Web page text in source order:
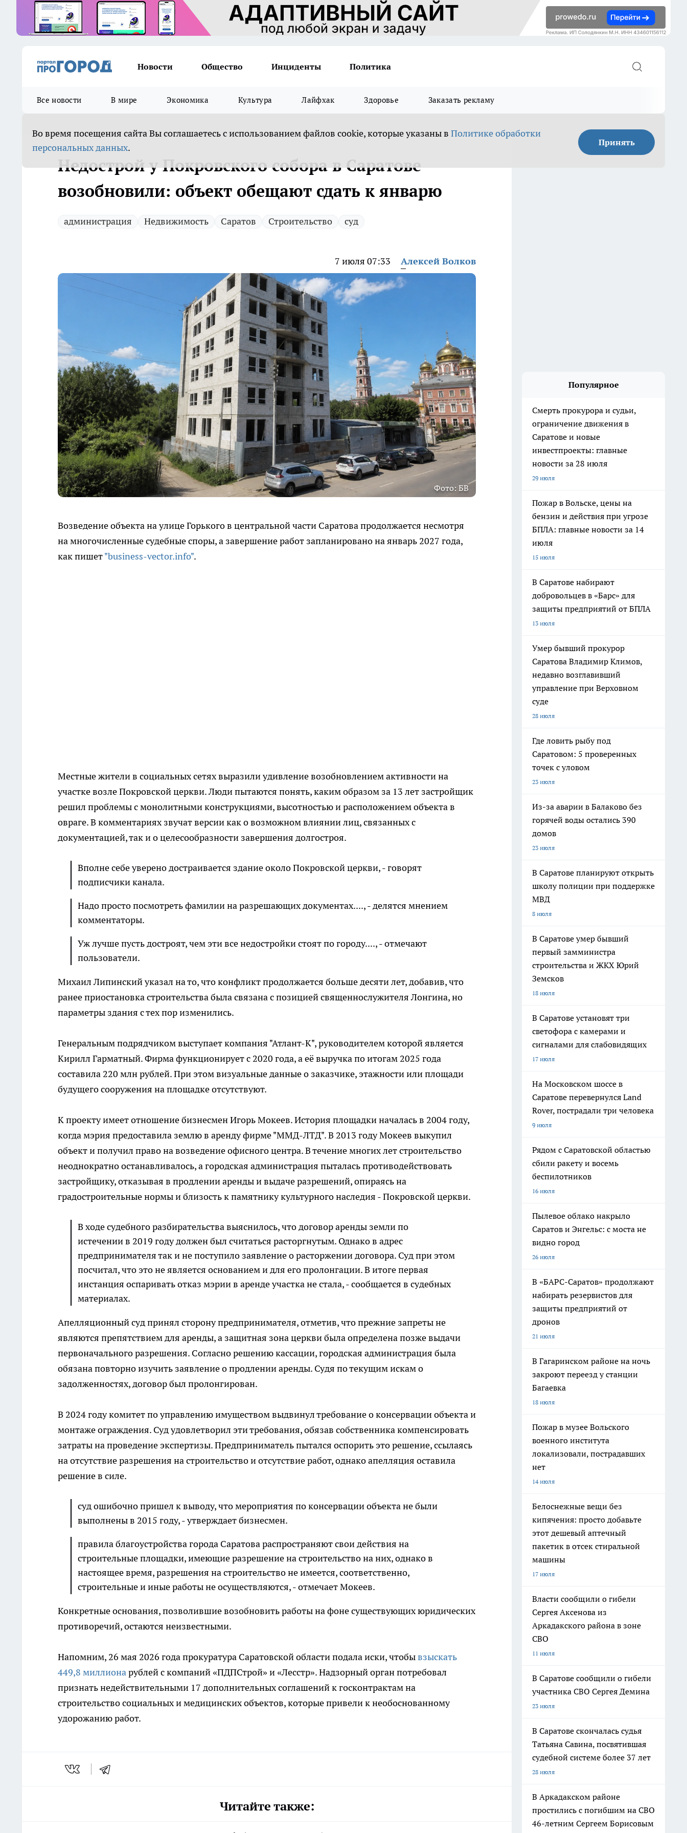
Новости Общество Инциденты Политика
Все новости В мире Экономика Культура Лайфхак Здоровье Заказать рекламу
Во время посещения сайта Вы соглашаетесь с использованием файлов cookie, которые указаны в Политике обработки
персональных данных. Принять
Недострой у Покровского собора в Саратове
возобновили: объект обещают сдать к январю
администрация Недвижимость Саратов Строительство суд
7 июля 07:33 Алексей Волков
Фото: БВ
Возведение объекта на улице Горького в центральной части Саратова продолжается несмотря
на многочисленные судебные споры, а завершение работ запланировано на январь 2027 года,
как пишет"business-vector.info".
Местные жители в социальных сетях выразили удивление возобновлением активности на
участке возле Покровской церкви. Люди пытаются понять, каким образом за 13 лет застройщик
решил проблемы с монолитными конструкциями, высотностью и расположением объекта в
овраге. В комментариях звучат версии как о возможном влиянии лиц, связанных с
документацией, так и о целесообразности завершения долгостроя.
Вполне себе уверено достраивается здание около Покровской церкви, - говорят
подписчики канала.
Надо просто посмотреть фамилии на разрешающих документах...., - делятся мнением
комментаторы.
Уж лучше пусть достроят, чем эти все недостройки стоят по городу...., - отмечают
пользователи.
Михаил Липинский указал на то, что конфликт продолжается больше десяти лет, добавив, что
ранее приостановка строительства была связана с позицией священнослужителя Лонгина, но
параметры здания с тех пор изменились.
Генеральным подрядчиком выступает компания "Атлант-К", руководителем которой является
Кирилл Гарматный. Фирма функционирует с 2020 года, а её выручка по итогам 2025 года
составила 220 млн рублей. При этом визуальные данные о заказчике, этажности или площади
будущего сооружения на площадке отсутствуют.
К проекту имеет отношение бизнесмен Игорь Мокеев. История площадки началась в 2004 году,
когда мэрия предоставила землю в аренду фирме "ММД-ЛТД". В 2013 году Мокеев выкупил
объект и получил право на возведение офисного центра. В течение многих лет строительство
неоднократно останавливалось, а городская администрация пыталась противодействовать
застройщику, отказывая в продлении аренды и выдаче разрешений, опираясь на
градостроительные нормы и близость к памятнику культурного наследия - Покровской церкви.
В ходе судебного разбирательства выяснилось, что договор аренды земли по
истечении в 2019 году должен был считаться расторгнутым. Однако в адрес
предпринимателя так и не поступило заявление о расторжении договора. Суд при этом
посчитал, что это не является основанием и для его пролонгации. В итоге первая
инстанция оспаривать отказ мэрии в аренде участка не стала, - сообщается в судебных
материалах.
Апелляционный суд принял сторону предпринимателя, отметив, что прежние запреты не
являются препятствием для аренды, а защитная зона церкви была определена позже выдачи
первоначального разрешения. Согласно решению кассации, городская администрация была
обязана повторно изучить заявление о продлении аренды. Судя по текущим искам о
задолженностях, договор был пролонгирован.
В 2024 году комитет по управлению имуществом выдвинул требование о консервации объекта и
монтаже ограждения. Суд удовлетворил эти требования, обязав собственника компенсировать
затраты на проведение экспертизы. Предприниматель пытался оспорить это решение, ссылаясь
на отсутствие разрешения на строительство и отсутствие работ, однако апелляция оставила
решение в силе.
суд ошибочно пришел к выводу, что мероприятия по консервации объекта не были
выполнены в 2015 году, - утверждает бизнесмен.
правила благоустройства города Саратова распространяют свои действия на
строительные площадки, имеющие разрешение на строительство на них, однако в
настоящее время, разрешения на строительство не имеется, соответственно,
строительные и иные работы не осуществляются, - отмечает Мокеев.
Конкретные основания, позволившие возобновить работы на фоне существующих юридических
противоречий, остаются неизвестными.
Напомним, 26 мая 2026 года прокуратура Саратовской области подала иски, чтобывзыскать
449,8 миллионарублей с компаний «ПДПСтрой» и «Лесстр». Надзорный орган потребовал
признать недействительными 17 дополнительных соглашений к госконтрактам на
строительство социальных и медицинских объектов, которые привели к необоснованному
удорожанию работ.
Читайте также:
Популярное
Смерть прокурора и судьи,
ограничение движения в
Саратове и новые
инвестпроекты: главные
новости за 28 июля
29 июля
Пожар в Вольске, цены на
бензин и действия при угрозе
БПЛА: главные новости за 14
июля
15 июля
В Саратове набирают
добровольцев в «Барс» для
защиты предприятий от БПЛА
13 июля
Умер бывший прокурор
Саратова Владимир Климов,
недавно возглавивший
управление при Верховном
суде
28 июля
Где ловить рыбу под
Саратовом: 5 проверенных
точек с уловом
23 июля
Из-за аварии в Балаково без
горячей воды остались 390
домов
23 июля
В Саратове планируют открыть
школу полиции при поддержке
МВД
8 июля
В Саратове умер бывший
первый замминистра
строительства и ЖКХ Юрий
Земсков
18 июля
В Саратове установят три
светофора с камерами и
сигналами для слабовидящих
17 июля
На Московском шоссе в
Саратове перевернулся Land
Rover, пострадали три человека
9 июля
Рядом с Саратовской областью
сбили ракету и восемь
беспилотников
16 июля
Пылевое облако накрыло
Саратов и Энгельс: с моста не
видно город
26 июля
В «БАРС-Саратов» продолжают
набирать резервистов для
защиты предприятий от
дронов
21 июля
В Гагаринском районе на ночь
закроют переезд у станции
Багаевка
18 июля
Пожар в музее Вольского
военного института
локализовали, пострадавших
нет
14 июля
Белоснежные вещи без
кипячения: просто добавьте
этот дешевый аптечный
пакетик в отсек стиральной
машины
17 июля
Власти сообщили о гибели
Сергея Аксенова из
Аркадакского района в зоне
СВО
11 июля
В Саратове сообщили о гибели
участника СВО Сергея Демина
23 июля
В Саратове скончалась судья
Татьяна Савина, посвятившая
судебной системе более 37 лет
28 июля
В Аркадакском районе
простились с погибшим на СВО
46-летним Сергеем Борисовым